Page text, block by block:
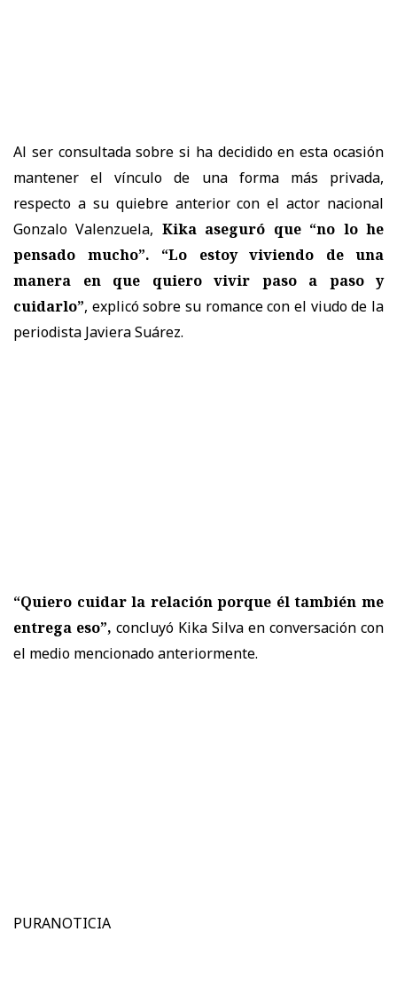
Al ser consultada sobre si ha decidido en esta ocasión
mantener el vínculo de una forma más privada,
respecto a su quiebre anterior con el actor nacional
Gonzalo Valenzuela, Kika aseguró que “no lo he
pensado mucho”. “Lo estoy viviendo de una
manera en que quiero vivir paso a paso y
cuidarlo”, explicó sobre su romance con el viudo de la
periodista Javiera Suárez.
“Quiero cuidar la relación porque él también me
entrega eso”, concluyó Kika Silva en conversación con
el medio mencionado anteriormente.
PURANOTICIA